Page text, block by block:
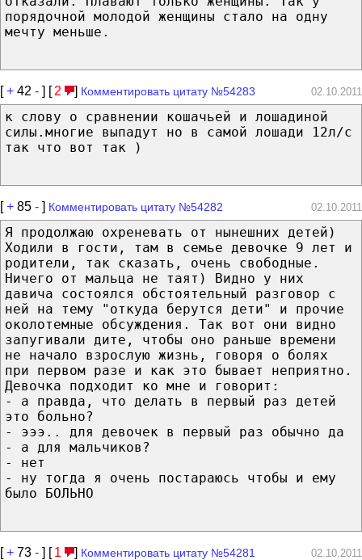
порядочной молодой женщины стало на одну
мечту меньше.
[+ 42 - ] [ 2 ] Комментировать цитату №54283 02.10.2011
к слову о сравнении кошачьей и лошадиной
силы.многие выпадут но в самой лошади 12л/с
так что вот так )
[+ 85 - ] Комментировать цитату №54282 02.10.2011
Я продолжаю охреневать от нынешних детей)
Ходили в гости, там в семье девочке 9 лет и
родители, так сказать, очень свободные.
Ничего от мальца не таят) Видно у них
давича состоялся обстоятельный разговор с
ней на тему "откуда берутся дети" и прочие
околотемные обсуждения. Так вот они видно
запугивали дите, чтобы оно раньше времени
не начало взрослую жизнь, говоря о болях
при первом разе и как это бывает неприятно.
Девочка подходит ко мне и говорит:
- а правда, что делать в первый раз детей
это больно?
- эээ.. для девочек в первый раз обычно да
- а для мальчиков?
- нет
- ну тогда я очень постараюсь чтобы и ему
было БОЛЬНО
[+ 73 - ] [ 1 ] Комментировать цитату №54281 02.10.2011